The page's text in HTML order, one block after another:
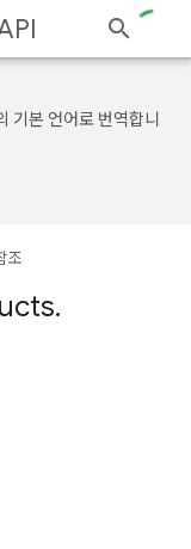
기본 언어로 번역합니
조
.